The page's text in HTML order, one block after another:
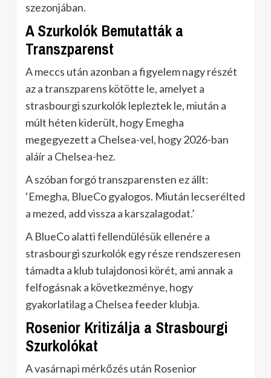
szezonjában.
A Szurkolók Bemutatták a
Transzparenst
A meccs után azonban a figyelem nagy részét
az a transzparens kötötte le, amelyet a
strasbourgi szurkolók lepleztek le, miután a
múlt héten kiderült, hogy Emegha
megegyezett a Chelsea-vel, hogy 2026-ban
aláír a Chelsea-hez.
A szóban forgó transzparensten ez állt:
‘Emegha, BlueCo gyalogos. Miután lecserélted
a mezed, add vissza a karszalagodat.’
A BlueCo alatti fellendülésük ellenére a
strasbourgi szurkolók egy része rendszeresen
támadta a klub tulajdonosi körét, ami annak a
felfogásnak a következménye, hogy
gyakorlatilag a Chelsea feeder klubja.
Rosenior Kritizálja a Strasbourgi
Szurkolókat
A vasárnapi mérkőzés után Rosenior